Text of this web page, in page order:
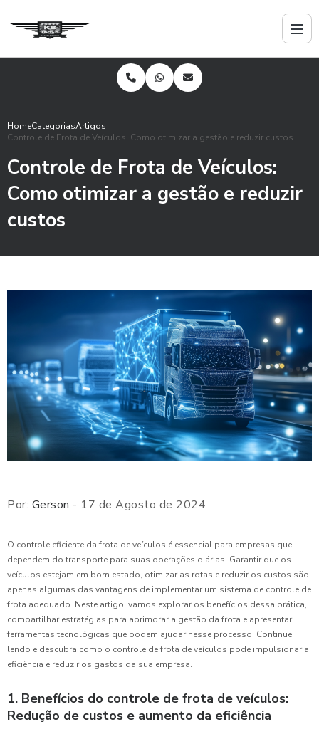
HomeCategoriasArtigos
Controle de Frota de Veículos: Como otimizar a gestão e reduzir custos
Controle de Frota de Veículos:
Como otimizar a gestão e reduzir
custos
Por: Gerson - 17 de Agosto de 2024
O controle eficiente da frota de veículos é essencial para empresas que
dependem do transporte para suas operações diárias. Garantir que os
veículos estejam em bom estado, otimizar as rotas e reduzir os custos são
apenas algumas das vantagens de implementar um sistema de controle de
frota adequado. Neste artigo, vamos explorar os benefícios dessa prática,
compartilhar estratégias para aprimorar a gestão da frota e apresentar
ferramentas tecnológicas que podem ajudar nesse processo. Continue
lendo e descubra como o controle de frota de veículos pode impulsionar a
eficiência e reduzir os gastos da sua empresa.
1. Benefícios do controle de frota de veículos:
Redução de custos e aumento da eficiência